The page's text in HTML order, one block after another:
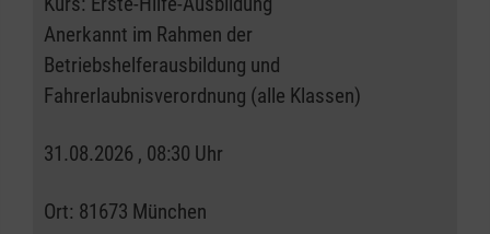
Anerkannt im Rahmen der
Betriebshelferausbildung und
Fahrerlaubnisverordnung (alle Klassen)
31.08.2026 , 08:30 Uhr
Ort: 81673 München